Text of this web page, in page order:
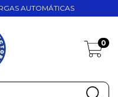
AUTOMÁTICAS
0